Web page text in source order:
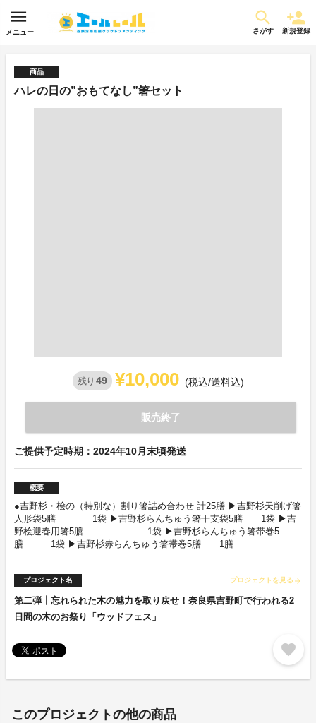
メニュー さがす 新規登録
商品
ハレの日の”おもてなし”箸セット
残り 49 ¥10,000 (税込/送料込)
販売終了
ご提供予定時期：2024年10月末頃発送
概要
●吉野杉・桧の（特別な）割り箸詰め合わせ 計25膳 ▶吉野杉天削げ箸
人形袋5膳 1袋 ▶吉野杉らんちゅう箸干支袋5膳 1袋 ▶吉
野桧迎春用箸5膳 1袋 ▶吉野杉らんちゅう箸帯巻5
膳 1袋 ▶吉野杉赤らんちゅう箸帯巻5膳 1膳
プロジェクト名 プロジェクトを見る arrow_forward
第二弾┃忘れられた木の魅力を取り戻せ！奈良県吉野町で行われる2
日間の木のお祭り「ウッドフェス」
favorite
このプロジェクトの他の商品